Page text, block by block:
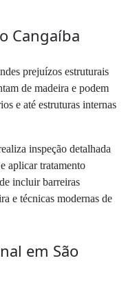
Cangaíba
prejuízos estruturais
de madeira e podem
e até estruturas internas
inspeção detalhada
aplicar tratamento
incluir barreiras
e técnicas modernas de
em São